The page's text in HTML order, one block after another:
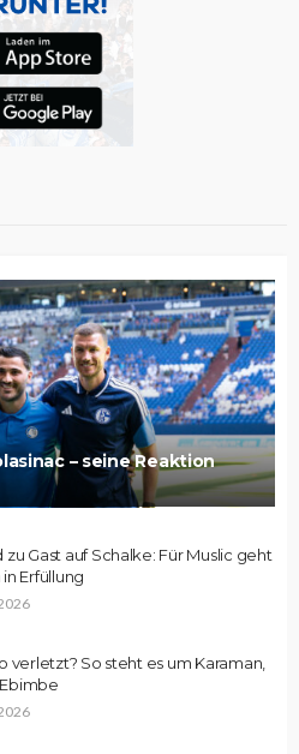
– seine Reaktion
zu Gast auf Schalke: Für Muslic geht
Erfüllung
verletzt? So steht es um Karaman,